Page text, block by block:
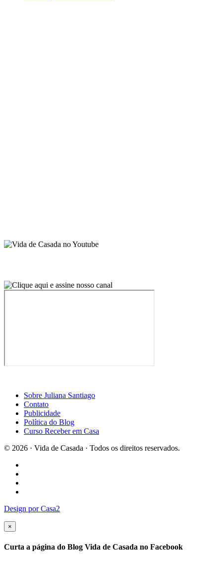
Sobre Juliana Santiago
Contato
Publicidade
Política do Blog
Curso Receber em Casa
© 2026 · Vida de Casada · Todos os direitos reservados.
Design por Casa2
×
Curta a página do Blog Vida de Casada no Facebook